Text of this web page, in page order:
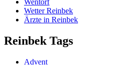
Wentorf
Wetter Reinbek
Ärzte in Reinbek
Reinbek Tags
Advent